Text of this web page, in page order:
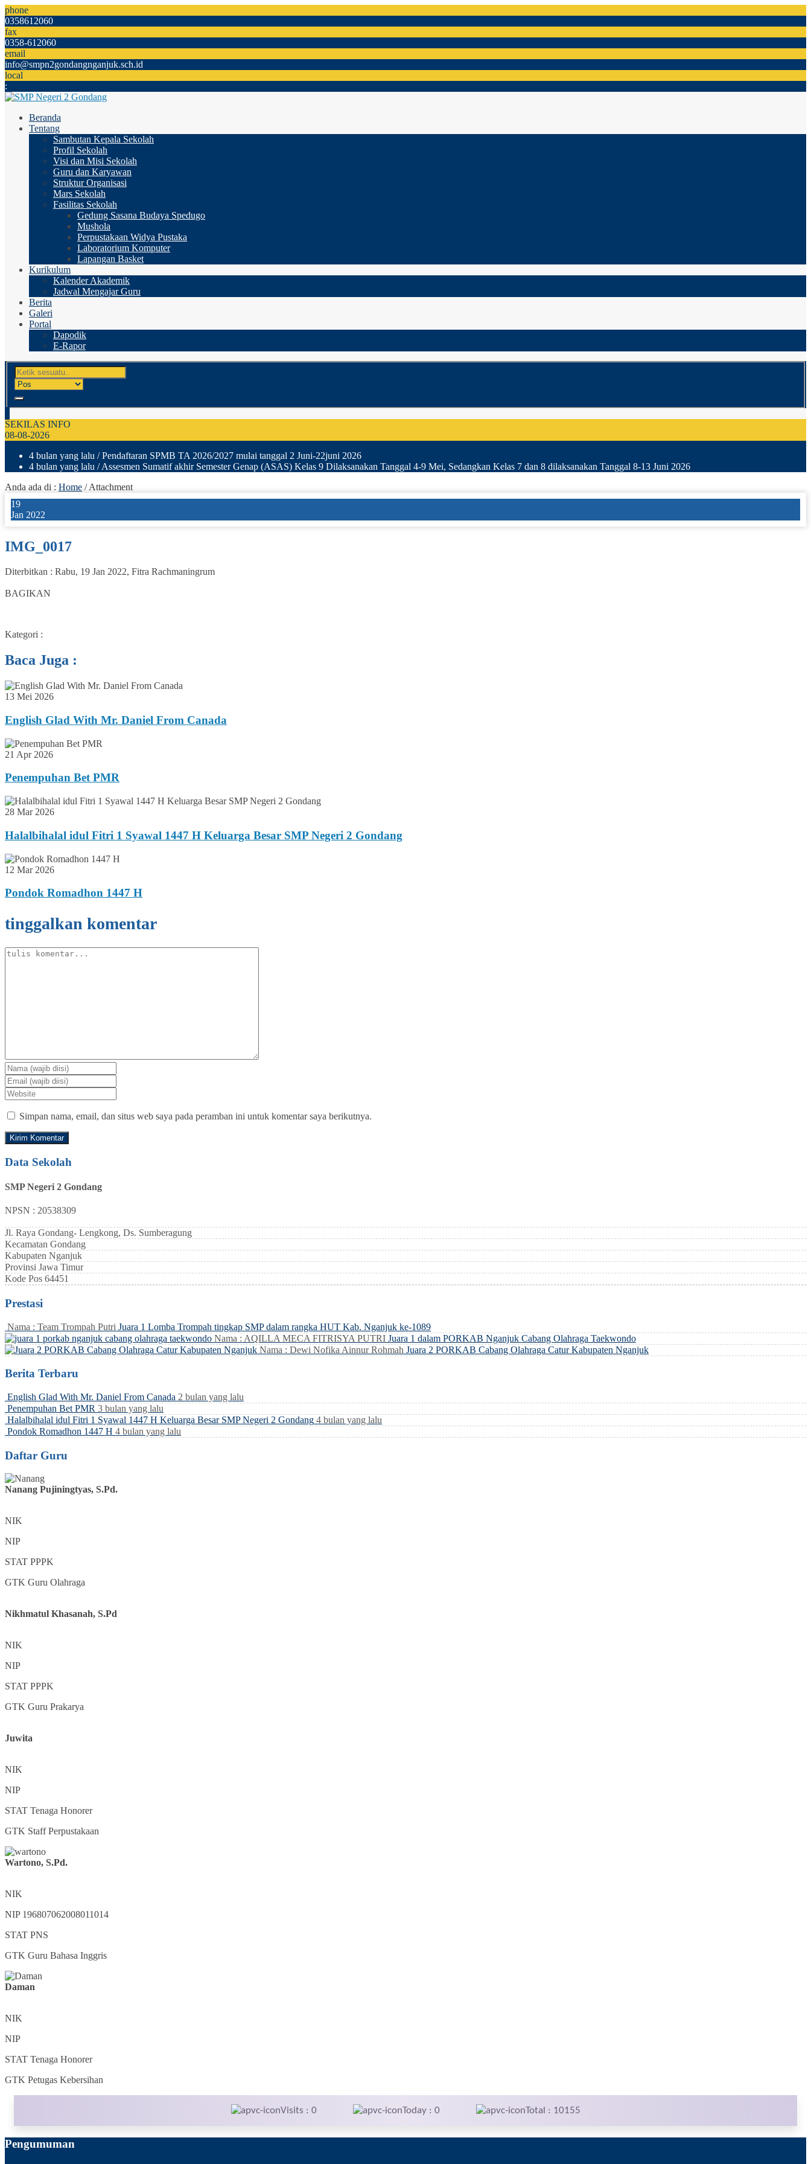
phone
0358612060
fax
0358-612060
email
info@smpn2gondangnganjuk.sch.id
local
:
Beranda
Tentang
Sambutan Kepala Sekolah
Profil Sekolah
Visi dan Misi Sekolah
Guru dan Karyawan
Struktur Organisasi
Mars Sekolah
Fasilitas Sekolah
Gedung Sasana Budaya Spedugo
Mushola
Perpustakaan Widya Pustaka
Laboratorium Komputer
Lapangan Basket
Kurikulum
Kalender Akademik
Jadwal Mengajar Guru
Berita
Galeri
Portal
Dapodik
E-Rapor
SEKILAS INFO
08-08-2026
4 bulan yang lalu / Pendaftaran SPMB TA 2026/2027 mulai tanggal 2 Juni-22juni 2026
4 bulan yang lalu / Assesmen Sumatif akhir Semester Genap (ASAS) Kelas 9 Dilaksanakan Tanggal 4-9 Mei, Sedangkan Kelas 7 dan 8 dilaksanakan Tanggal 8-13 Juni 2026
Anda ada di : Home / Attachment
19
Jan 2022
IMG_0017
Diterbitkan : Rabu, 19 Jan 2022, Fitra Rachmaningrum
BAGIKAN
Kategori :
Baca Juga :
13 Mei 2026
English Glad With Mr. Daniel From Canada
21 Apr 2026
Penempuhan Bet PMR
28 Mar 2026
Halalbihalal idul Fitri 1 Syawal 1447 H Keluarga Besar SMP Negeri 2 Gondang
12 Mar 2026
Pondok Romadhon 1447 H
tinggalkan komentar
Simpan nama, email, dan situs web saya pada peramban ini untuk komentar saya berikutnya.
Data Sekolah
SMP Negeri 2 Gondang
NPSN : 20538309
Jl. Raya Gondang- Lengkong, Ds. Sumberagung
Kecamatan Gondang
Kabupaten Nganjuk
Provinsi Jawa Timur
Kode Pos 64451
Prestasi
Nama : Team Trompah Putri Juara 1 Lomba Trompah tingkap SMP dalam rangka HUT Kab. Nganjuk ke-1089
Nama : AQILLA MECA FITRISYA PUTRI Juara 1 dalam PORKAB Nganjuk Cabang Olahraga Taekwondo
Nama : Dewi Nofika Ainnur Rohmah Juara 2 PORKAB Cabang Olahraga Catur Kabupaten Nganjuk
Berita Terbaru
English Glad With Mr. Daniel From Canada 2 bulan yang lalu
Penempuhan Bet PMR 3 bulan yang lalu
Halalbihalal idul Fitri 1 Syawal 1447 H Keluarga Besar SMP Negeri 2 Gondang 4 bulan yang lalu
Pondok Romadhon 1447 H 4 bulan yang lalu
Daftar Guru
Nanang Pujiningtyas, S.Pd.
NIK
NIP
STAT PPPK
GTK Guru Olahraga
Nikhmatul Khasanah, S.Pd
NIK
NIP
STAT PPPK
GTK Guru Prakarya
Juwita
NIK
NIP
STAT Tenaga Honorer
GTK Staff Perpustakaan
Wartono, S.Pd.
NIK
NIP 196807062008011014
STAT PNS
GTK Guru Bahasa Inggris
Daman
NIK
NIP
STAT Tenaga Honorer
GTK Petugas Kebersihan
Visits : 0 Today : 0 Total : 10155
Pengumuman